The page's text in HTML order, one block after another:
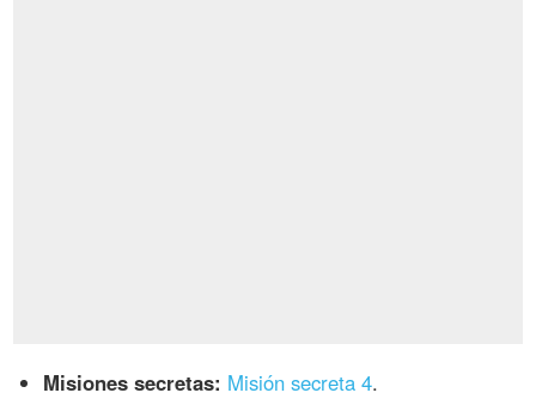
Misiones secretas: Misión secreta 4.